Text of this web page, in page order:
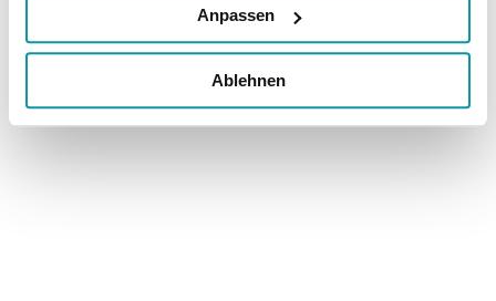
Anpassen
Ablehnen